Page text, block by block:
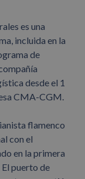
es una
incluida en la
de
desde el 1
CMA-CGM.
flamenco
con el
en la primera
puerto de